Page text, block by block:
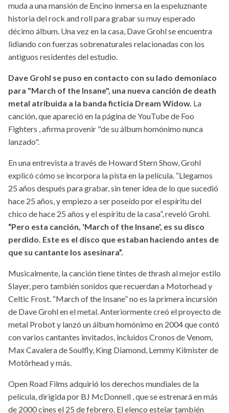
muda a una mansión de Encino inmersa en la espeluznante
historia del rock and roll para grabar su muy esperado
décimo álbum. Una vez en la casa, Dave Grohl se encuentra
lidiando con fuerzas sobrenaturales relacionadas con los
antiguos residentes del estudio.
Dave Grohl se puso en contacto con su lado demoníaco
para "March of the Insane", una nueva canción de death
metal atribuida a la banda ficticia Dream Widow. La
canción, que apareció en la página de YouTube de Foo
Fighters , afirma provenir "de su álbum homónimo nunca
lanzado".
En una entrevista a través de Howard Stern Show, Grohl
explicó cómo se incorpora la pista en la película. “Llegamos
25 años después para grabar, sin tener idea de lo que sucedió
hace 25 años, y empiezo a ser poseído por el espíritu del
chico de hace 25 años y el espíritu de la casa”, reveló Grohl.
“Pero esta canción, 'March of the Insane', es su disco
perdido. Este es el disco que estaban haciendo antes de
que su cantante los asesinara”.
Musicalmente, la canción tiene tintes de thrash al mejor estilo
Slayer, pero también sonidos que recuerdan a Motorhead y
Celtic Frost. “March of the Insane” no es la primera incursión
de Dave Grohl en el metal. Anteriormente creó el proyecto de
metal Probot y lanzó un álbum homónimo en 2004 que contó
con varios cantantes invitados, incluidos Cronos de Venom,
Max Cavalera de Soulfly, King Diamond, Lemmy Kilmister de
Motörhead y más.
Open Road Films adquirió los derechos mundiales de la
película, dirigida por BJ McDonnell , que se estrenará en más
de 2000 cines el 25 de febrero. El elenco estelar también